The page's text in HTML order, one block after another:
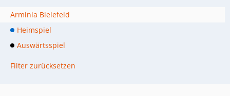
Arminia Bielefeld
Heimspiel
Auswärtsspiel
Filter zurücksetzen